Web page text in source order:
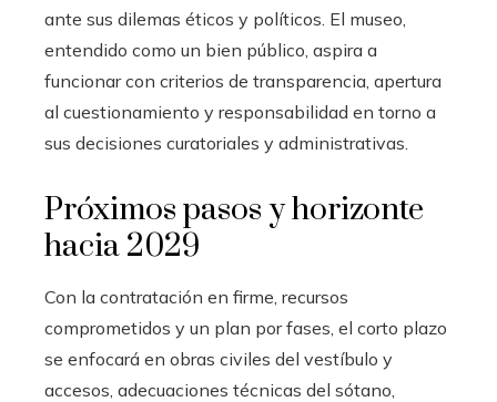
ante sus dilemas éticos y políticos. El museo,
entendido como un bien público, aspira a
funcionar con criterios de transparencia, apertura
al cuestionamiento y responsabilidad en torno a
sus decisiones curatoriales y administrativas.
Próximos pasos y horizonte
hacia 2029
Con la contratación en firme, recursos
comprometidos y un plan por fases, el corto plazo
se enfocará en obras civiles del vestíbulo y
accesos, adecuaciones técnicas del sótano,